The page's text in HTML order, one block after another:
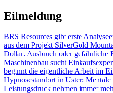
Zu
Inhalten
Eilmeldung
BRS Resources gibt erste
aus dem Projekt SilverGold
Dollar: Ausbruch oder gefährliche
Maschinenbau sucht
beginnt die eigentliche Arbeit im
Hypnosestandort in Uster: Mentale
Leistungsdruck nehmen immer